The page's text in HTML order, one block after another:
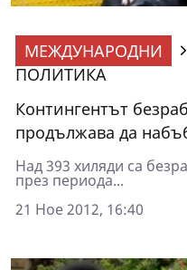
МЕЖДУНАРОДНИ
ПОЛИТИКА
Контингентът
продължава да
Над 393 хиляди са
през периода...
21 Ное 2012, 16:40